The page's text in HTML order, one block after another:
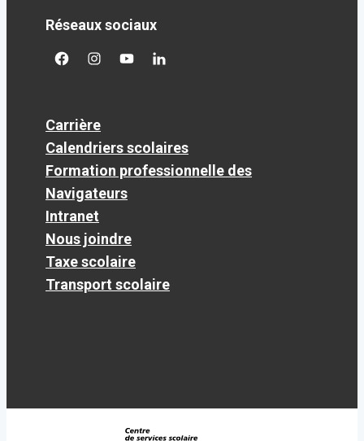
Réseaux sociaux
facebookgoogleplus
googleplusgoogleplus
Carrière
Calendriers scolaires
Formation professionnelle des
Navigateurs
Intranet
Nous joindre
Taxe scolaire
Transport scolaire